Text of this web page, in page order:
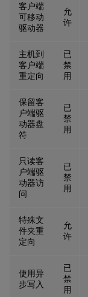
客户端
可移动
驱动器
允
许
主机到
客户端
重定向
已
禁
用
保留客
户端驱
动器盘
符
已
禁
用
只读客
户端驱
动器访
问
已
禁
用
特殊文
件夹重
定向
允
许
使用异
步写入
已
禁
用